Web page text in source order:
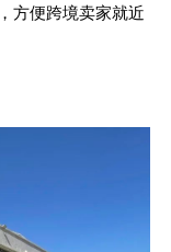
方便跨境卖家就近